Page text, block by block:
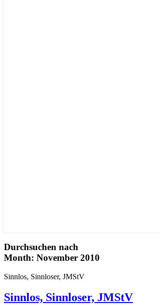
Durchsuchen nach
Month: November 2010
Sinnlos, Sinnloser, JMStV
Sinnlos, Sinnloser, JMStV